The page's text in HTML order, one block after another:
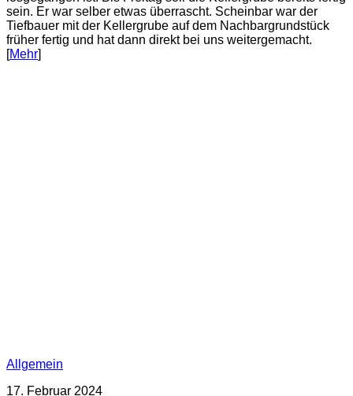
sein. Er war selber etwas überrascht. Scheinbar war der
Tiefbauer mit der Kellergrube auf dem Nachbargrundstück
früher fertig und hat dann direkt bei uns weitergemacht.
[Mehr]
Allgemein
17. Februar 2024